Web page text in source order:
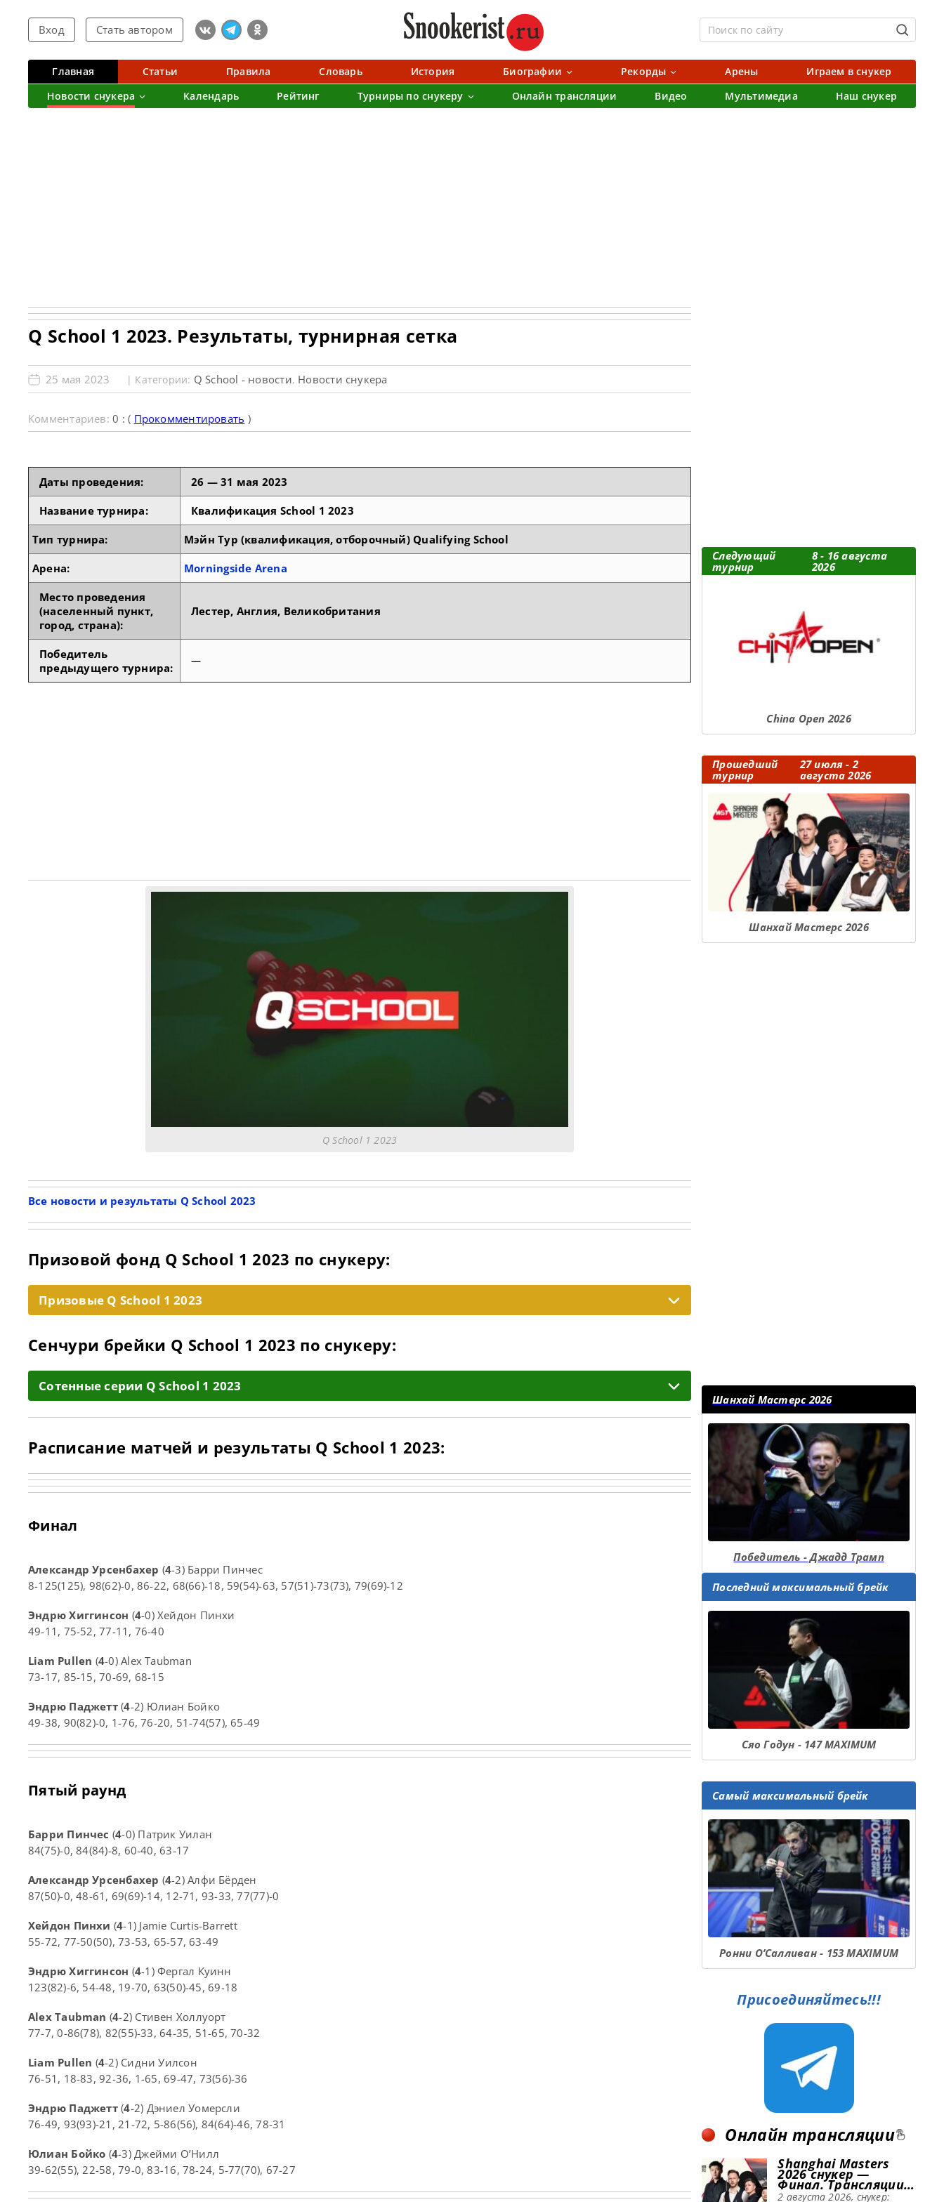
Вход Стать автором
Главная Статьи Правила Словарь История Биографии Рекорды Арены
Играем в снукер
Новости снукера
Календарь Рейтинг Турниры по снукеру Онлайн трансляции Видео Мультимедиа Наш снукер
Q School 1 2023. Результаты, турнирная сетка
25 мая 2023 | Категории: Q School - новости, Новости снукера
Комментариев:0 : ( Прокомментировать )
Даты проведения: 26 — 31 мая 2023
Название турнира: Квалификация School 1 2023
Тип турнира: Мэйн Тур (квалификация, отборочный) Qualifying School
Арена: Morningside Arena
Место проведения
(населенный пункт,
город, страна):
Лестер, Англия, Великобритания
Победитель
предыдущего турнира:
—
Q School 1 2023
Все новости и результаты Q School 2023
Призовой фонд Q School 1 2023 по снукеру:
Призовые Q School 1 2023
Сенчури брейки Q School 1 2023 по снукеру:
Cотенные серии Q School 1 2023
Расписание матчей и результаты Q School 1 2023:
Финал
Александр Урсенбахер (4-3) Барри Пинчес
8-125(125), 98(62)-0, 86-22, 68(66)-18, 59(54)-63, 57(51)-73(73), 79(69)-12
Эндрю Хиггинсон (4-0) Хейдон Пинхи
49-11, 75-52, 77-11, 76-40
Liam Pullen (4-0) Alex Taubman
73-17, 85-15, 70-69, 68-15
Эндрю Паджетт(4-2) Юлиан Бойко
49-38, 90(82)-0, 1-76, 76-20, 51-74(57), 65-49
Пятый раунд
Барри Пинчес (4-0) Патрик Уилан
84(75)-0, 84(84)-8, 60-40, 63-17
Александр Урсенбахер (4-2) Алфи Бёрден
87(50)-0, 48-61, 69(69)-14, 12-71, 93-33, 77(77)-0
Хейдон Пинхи (4-1) Jamie Curtis-Barrett
55-72, 77-50(50), 73-53, 65-57, 63-49
Эндрю Хиггинсон (4-1) Фергал Куинн
123(82)-6, 54-48, 19-70, 63(50)-45, 69-18
Alex Taubman (4-2) Стивен Холлуорт
77-7, 0-86(78), 82(55)-33, 64-35, 51-65, 70-32
Liam Pullen (4-2) Сидни Уилсон
76-51, 18-83, 92-36, 1-65, 69-47, 73(56)-36
Эндрю Паджетт(4-2) Дэниел Уомерсли
76-49, 93(93)-21, 21-72, 5-86(56), 84(64)-46, 78-31
Юлиан Бойко (4-3) Джейми О’Нилл
39-62(55), 22-58, 79-0, 83-16, 78-24, 5-77(70), 67-27
Следующий
турнир
8 - 16 августа
2026
Сhina Open 2026
Прошедший
турнир
27 июля - 2
августа 2026
Шанхай Мастерс 2026
Шанхай Мастерс 2026
Победитель - Джадд Трамп
Последний максимальный брейк
Сяо Годун - 147 MAXIMUM
Самый максимальный брейк
Ронни О’Салливан - 153 MAXIMUM
Присоединяйтесь!!!
Онлайн трансляции
Shanghai Masters
2026 снукер —
Финал. Трансляции
расписание
2 августа 2026, снукер: